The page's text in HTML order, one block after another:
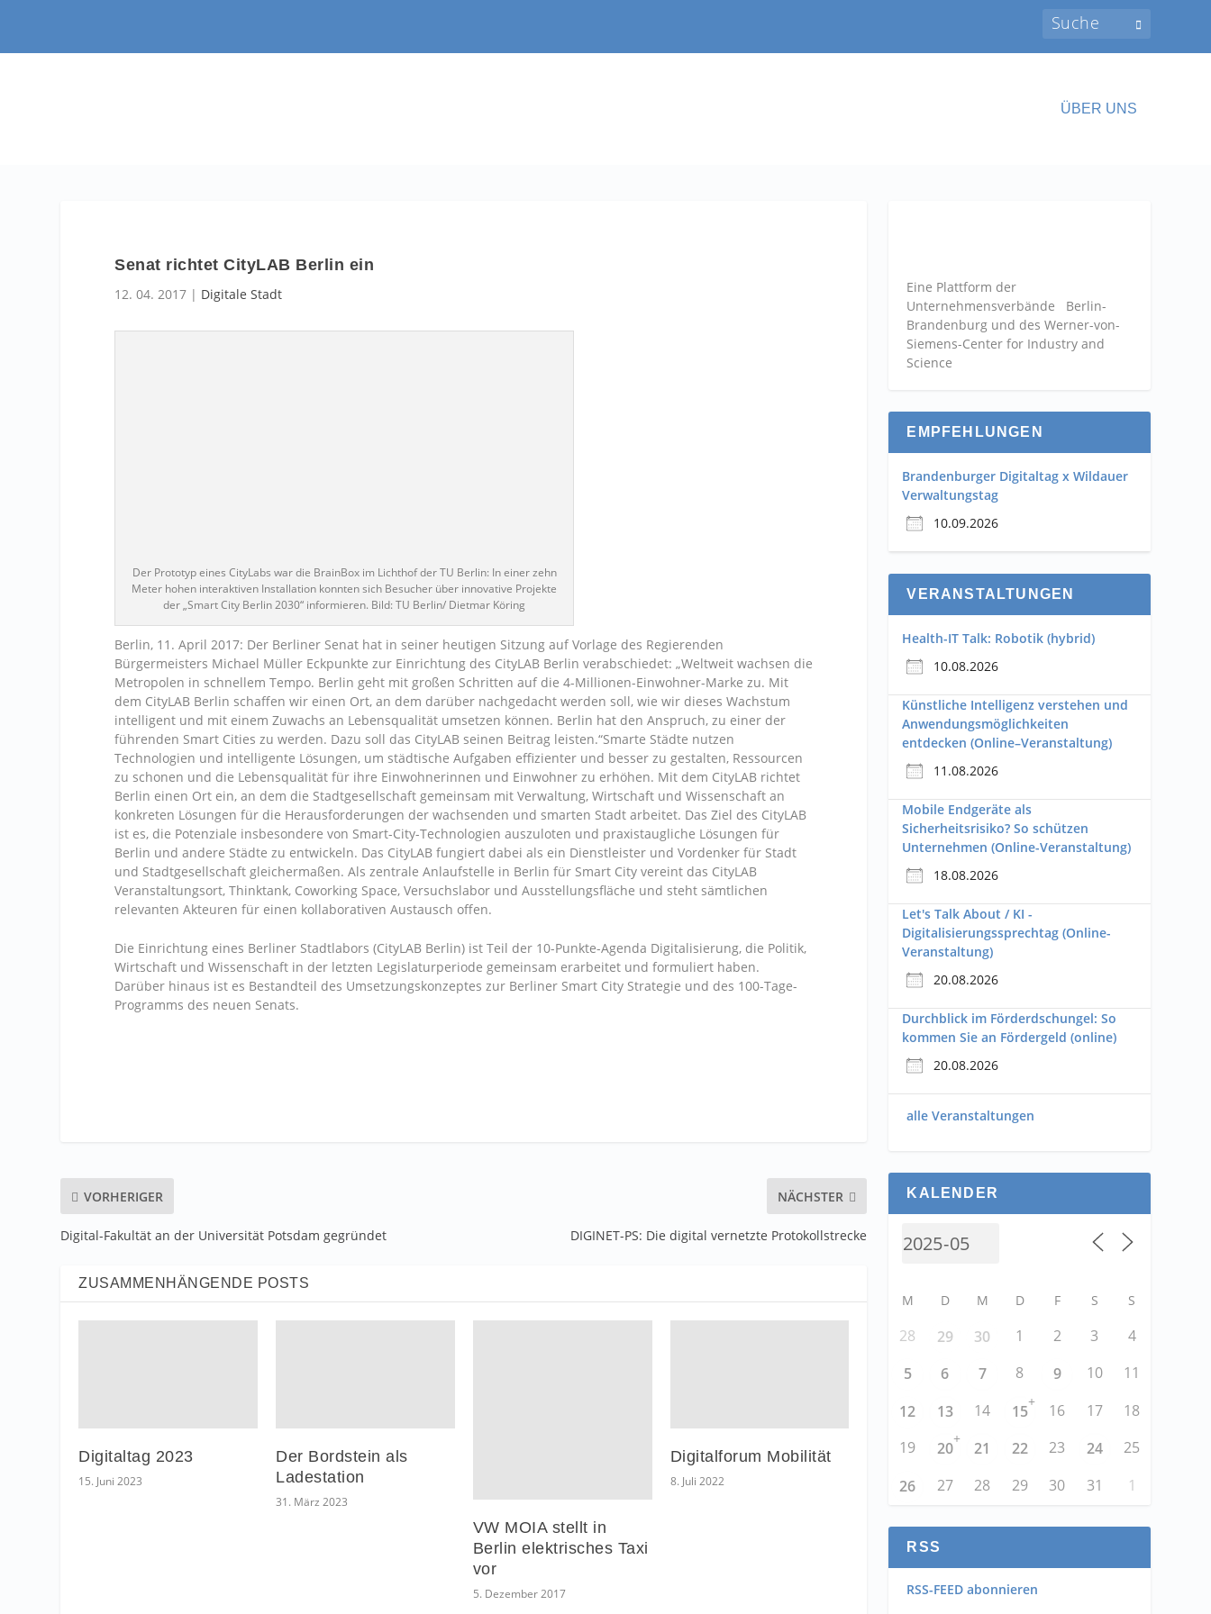
ÜBER UNS
Senat richtet CityLAB Berlin ein
12. 04. 2017 | Digitale Stadt
Der Prototyp eines CityLabs war die BrainBox im Lichthof der TU Berlin: In einer zehn
Meter hohen interaktiven Installation konnten sich Besucher über innovative Projekte
der „Smart City Berlin 2030“ informieren. Bild: TU Berlin/ Dietmar Köring
Berlin, 11. April 2017: Der Berliner Senat hat in seiner heutigen Sitzung auf Vorlage des Regierenden
Bürgermeisters Michael Müller Eckpunkte zur Einrichtung des CityLAB Berlin verabschiedet: „Weltweit wachsen die
Metropolen in schnellem Tempo. Berlin geht mit großen Schritten auf die 4-Millionen-Einwohner-Marke zu. Mit
dem CityLAB Berlin schaffen wir einen Ort, an dem darüber nachgedacht werden soll, wie wir dieses Wachstum
intelligent und mit einem Zuwachs an Lebensqualität umsetzen können. Berlin hat den Anspruch, zu einer der
führenden Smart Cities zu werden. Dazu soll das CityLAB seinen Beitrag leisten.“Smarte Städte nutzen
Technologien und intelligente Lösungen, um städtische Aufgaben effizienter und besser zu gestalten, Ressourcen
zu schonen und die Lebensqualität für ihre Einwohnerinnen und Einwohner zu erhöhen. Mit dem CityLAB richtet
Berlin einen Ort ein, an dem die Stadtgesellschaft gemeinsam mit Verwaltung, Wirtschaft und Wissenschaft an
konkreten Lösungen für die Herausforderungen der wachsenden und smarten Stadt arbeitet. Das Ziel des CityLAB
ist es, die Potenziale insbesondere von Smart-City-Technologien auszuloten und praxistaugliche Lösungen für
Berlin und andere Städte zu entwickeln. Das CityLAB fungiert dabei als ein Dienstleister und Vordenker für Stadt
und Stadtgesellschaft gleichermaßen. Als zentrale Anlaufstelle in Berlin für Smart City vereint das CityLAB
Veranstaltungsort, Thinktank, Coworking Space, Versuchslabor und Ausstellungsfläche und steht sämtlichen
relevanten Akteuren für einen kollaborativen Austausch offen.
Die Einrichtung eines Berliner Stadtlabors (CityLAB Berlin) ist Teil der 10-Punkte-Agenda Digitalisierung, die Politik,
Wirtschaft und Wissenschaft in der letzten Legislaturperiode gemeinsam erarbeitet und formuliert haben.
Darüber hinaus ist es Bestandteil des Umsetzungskonzeptes zur Berliner Smart City Strategie und des 100-Tage-
Programms des neuen Senats.
VORHERIGER
Digital-Fakultät an der Universität Potsdam gegründet
NÄCHSTER
DIGINET-PS: Die digital vernetzte Protokollstrecke
ZUSAMMENHÄNGENDE POSTS
Digitaltag 2023
15. Juni 2023
Der Bordstein als
Ladestation
31. März 2023
VW MOIA stellt in
Berlin elektrisches Taxi
vor
5. Dezember 2017
Digitalforum Mobilität
8. Juli 2022
Eine Plattform der
Unternehmensverbände Berlin-
Brandenburg und des Werner-von-
Siemens-Center for Industry and
Science
EMPFEHLUNGEN
Brandenburger Digitaltag x Wildauer
Verwaltungstag
10.09.2026
VERANSTALTUNGEN
Health-IT Talk: Robotik (hybrid)
10.08.2026
Künstliche Intelligenz verstehen und
Anwendungsmöglichkeiten
entdecken (Online–Veranstaltung)
11.08.2026
Mobile Endgeräte als
Sicherheitsrisiko? So schützen
Unternehmen (Online-Veranstaltung)
18.08.2026
Let's Talk About / KI -
Digitalisierungssprechtag (Online-
Veranstaltung)
20.08.2026
Durchblick im Förderdschungel: So
kommen Sie an Fördergeld (online)
20.08.2026
alle Veranstaltungen
KALENDER
M D M D F S S
28 29 30 1 2 3
4
5
6 7 8 9 10
11
12
13 14 15
+ 16 17
18
19
20
+
21 22 23 24
25
26
27 28 29 30 31 1
RSS
RSS-FEED abonnieren